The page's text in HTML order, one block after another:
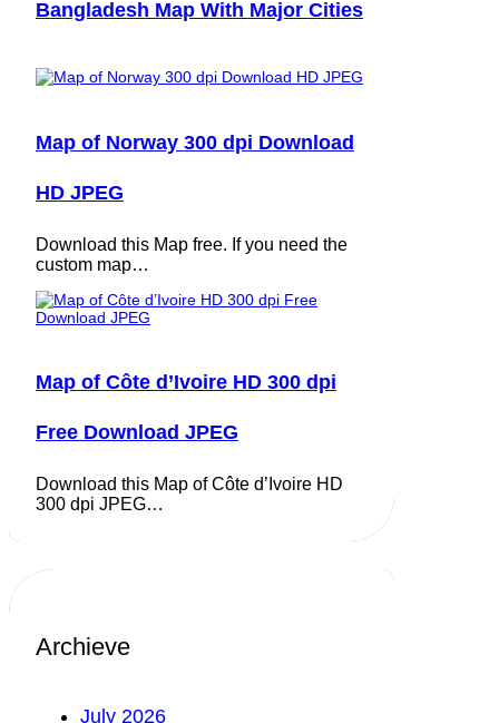
Bangladesh Map With Major Cities
Map of Norway 300 dpi Download
HD JPEG
Download this Map free. If you need the
custom map…
Map of Côte d’Ivoire HD 300 dpi
Free Download JPEG
Download this Map of Côte d’Ivoire HD
300 dpi JPEG…
Archieve
July 2026